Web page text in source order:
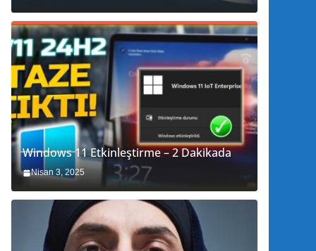
Windows 11 Etkinleştirme – 2 Dakikada
Nisan 3, 2025